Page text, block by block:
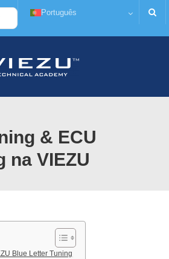
Português
& ECU
na VIEZU
Blue Letter Tuning